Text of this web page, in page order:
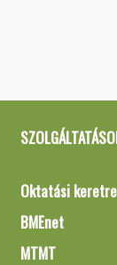
Oktatási
BMEnet
MTMT